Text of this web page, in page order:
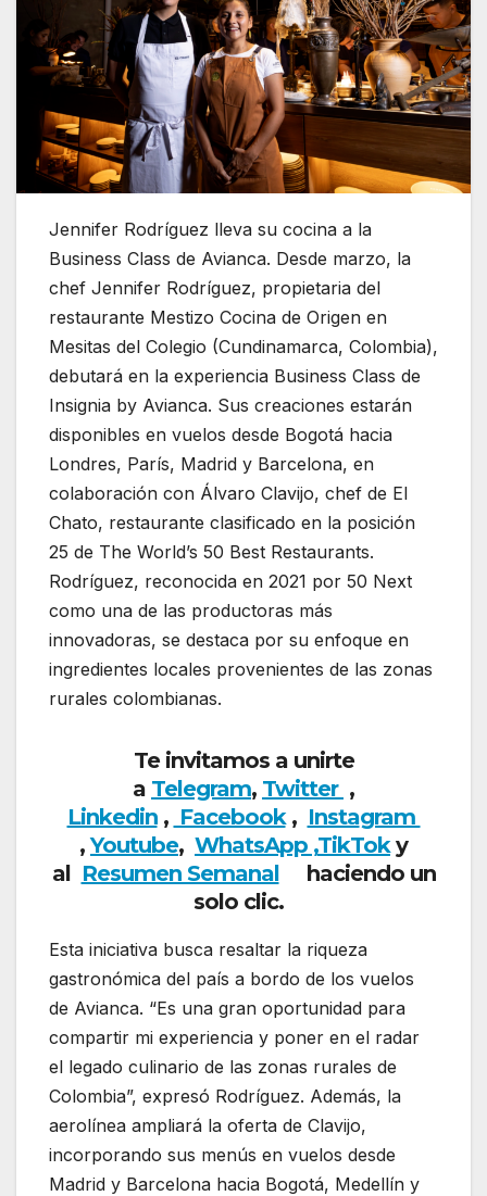
Jennifer Rodríguez lleva su cocina a la
Business Class de Avianca. Desde marzo, la
chef Jennifer Rodríguez, propietaria del
restaurante Mestizo Cocina de Origen en
Mesitas del Colegio (Cundinamarca, Colombia),
debutará en la experiencia Business Class de
Insignia by Avianca. Sus creaciones estarán
disponibles en vuelos desde Bogotá hacia
Londres, París, Madrid y Barcelona, en
colaboración con Álvaro Clavijo, chef de El
Chato, restaurante clasificado en la posición
25 de The World’s 50 Best Restaurants.
Rodríguez, reconocida en 2021 por 50 Next
como una de las productoras más
innovadoras, se destaca por su enfoque en
ingredientes locales provenientes de las zonas
rurales colombianas.
Te invitamos a unirte
a Telegram, Twitter ,
Linkedin, Facebook, Instagram
,Youtube, WhatsApp ,TikToky
al Resumen Semanalhaciendo un
solo clic.
Esta iniciativa busca resaltar la riqueza
gastronómica del país a bordo de los vuelos
de Avianca. “Es una gran oportunidad para
compartir mi experiencia y poner en el radar
el legado culinario de las zonas rurales de
Colombia”, expresó Rodríguez. Además, la
aerolínea ampliará la oferta de Clavijo,
incorporando sus menús en vuelos desde
Madrid y Barcelona hacia Bogotá, Medellín y